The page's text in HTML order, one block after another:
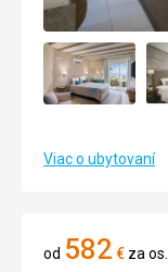
Viac o ubytovaní
od 582 € za os.